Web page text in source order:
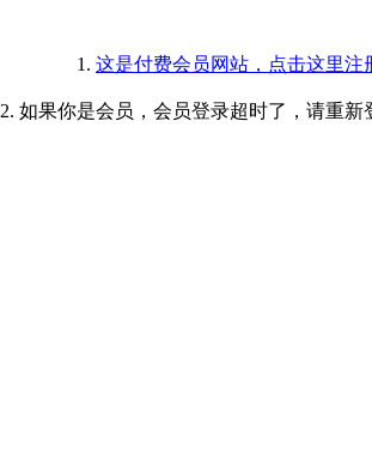
1. 这是付费会员网站，点击这里注
2. 如果你是会员，会员登录超时了，请重新